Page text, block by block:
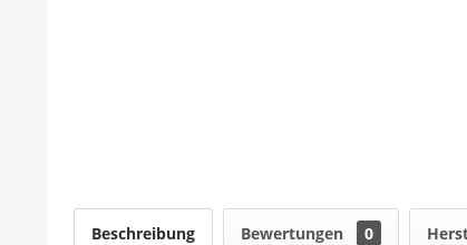
Beschreibung Bewertungen 0